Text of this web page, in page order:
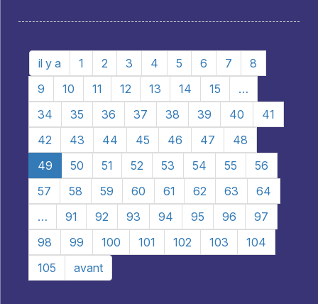
il y a 1 2 3 4 5 6 7
8
9
10 11 12 13 14 15
…
34
35 36 37 38 39 40
41
42
43 44 45 46 47
48
49
50 51 52 53 54 55
56
57
58 59 60 61 62 63
64
…
91 92 93 94 95 96
97
98
99 100 101 102 103
104
105
avant